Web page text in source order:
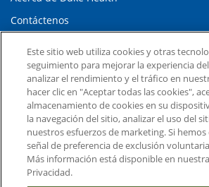
Contáctenos
Sala de Prensa de Duke Health
Suscripción al Correo Electrónico
Médicos Derivadores
Enlaces relacionados
Duke Cancer Institute
Este sitio web utiliza cookies y otras
seguimiento para mejorar la experiencia
analizar el rendimiento y el tráfico en
hacer clic en "Aceptar todas las cookies",
almacenamiento de cookies en su
la navegación del sitio, analizar el uso del
nuestros esfuerzos de marketing. Si
señal de preferencia de exclusión
Más información está disponible en
Privacidad.